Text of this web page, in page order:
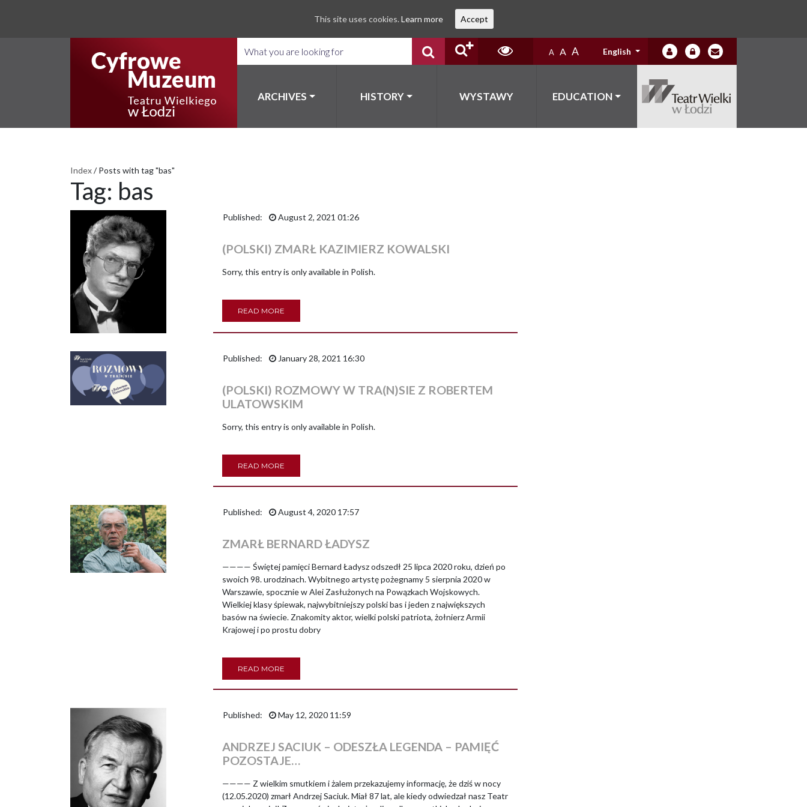
A A A English
ARCHIVES HISTORY WYSTAWY EDUCATION
Index/ Posts with tag "bas"
Tag: bas
Published: August 2, 2021 01:26
(POLSKI) ZMARŁ KAZIMIERZ KOWALSKI
Sorry, this entry is only available in Polish.
READ MORE
Published: January 28, 2021 16:30
(POLSKI) ROZMOWY W TRA(N)SIE Z ROBERTEM
ULATOWSKIM
Sorry, this entry is only available in Polish.
READ MORE
Published: August 4, 2020 17:57
ZMARŁ BERNARD ŁADYSZ
———— Świętej pamięci Bernard Ładysz odszedł 25 lipca 2020 roku, dzień po
swoich 98. urodzinach. Wybitnego artystę pożegnamy 5 sierpnia 2020 w
Warszawie, spocznie w Alei Zasłużonych na Powązkach Wojskowych.
Wielkiej klasy śpiewak, najwybitniejszy polski bas i jeden z największych
basów na świecie. Znakomity aktor, wielki polski patriota, żołnierz Armii
Krajowej i po prostu dobry
READ MORE
Published: May 12, 2020 11:59
ANDRZEJ SACIUK – ODESZŁA LEGENDA – PAMIĘĆ
POZOSTAJE…
———— Z wielkim smutkiem i żalem przekazujemy informację, że dziś w nocy
(12.05.2020) zmarł Andrzej Saciuk. Miał 87 lat, ale kiedy odwiedzał nasz Teatr
This site uses cookies. Learn more Accept